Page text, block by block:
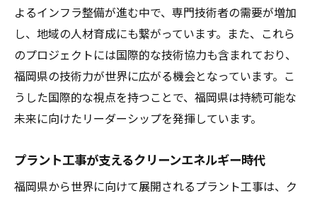
よるインフラ整備が進む中で、専門技術者の需要が増加
し、地域の人材育成にも繋がっています。また、これら
のプロジェクトには国際的な技術協力も含まれており、
福岡県の技術力が世界に広がる機会となっています。こ
うした国際的な視点を持つことで、福岡県は持続可能な
未来に向けたリーダーシップを発揮しています。
プラント工事が支えるクリーンエネルギー時代
福岡県から世界に向けて展開されるプラント工事は、ク